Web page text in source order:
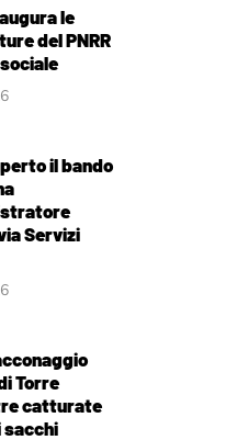
le
del PNRR
il bando
Servizi
Torre
catturate
sacchi